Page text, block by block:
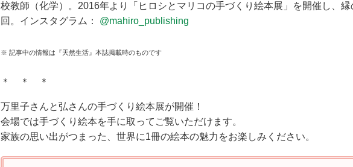
校教師（化学）。2016年より「ヒロシとマリコの手づくり絵本展」を開催し、
回。インスタグラム： @mahiro_publishing
※ 記事中の情報は『天然生活』本誌掲載時のものです
＊ ＊ ＊
万里子さんと弘さんの手づくり絵本展が開催！
会場では手づくり絵本を手に取ってご覧いただけます。
家族の思い出がつまった、世界に1冊の絵本の魅力をお楽しみください。